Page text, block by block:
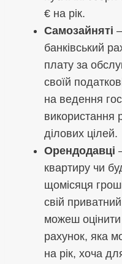
€ на рік.
Самозайняті
банківський
плату за
своїй
на ведення
використання
ділових цілей.
Орендодавці
квартиру чи
щомісяця
свій
можеш оцінити
рахунок, яка
на рік, хоча